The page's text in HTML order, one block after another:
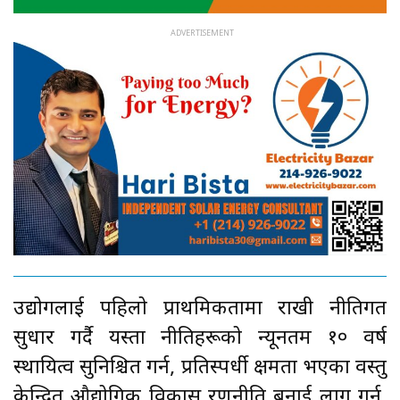
उद्योगलाई पहिलो प्राथमिकतामा राखी नीतिगत
सुधार गर्दै यस्ता नीतिहरूको न्यूनतम १० वर्ष
स्थायित्व सुनिश्चित गर्न, प्रतिस्पर्धी क्षमता भएका वस्तु